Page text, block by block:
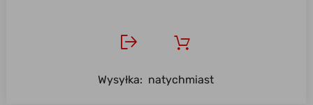
Wysyłka: natychmiast